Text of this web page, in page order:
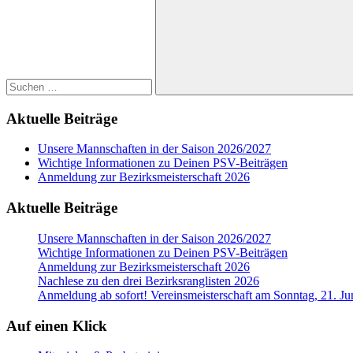
Suchen
Aktuelle Beiträge
Unsere Mannschaften in der Saison 2026/2027
Wichtige Informationen zu Deinen PSV-Beiträgen
Anmeldung zur Bezirksmeisterschaft 2026
Aktuelle Beiträge
Unsere Mannschaften in der Saison 2026/2027
Wichtige Informationen zu Deinen PSV-Beiträgen
Anmeldung zur Bezirksmeisterschaft 2026
Nachlese zu den drei Bezirksranglisten 2026
Anmeldung ab sofort! Vereinsmeisterschaft am Sonntag, 21.
Auf einen Klick